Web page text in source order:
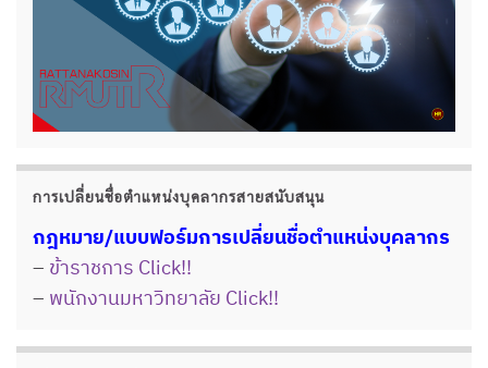
การเปลี่ยนชื่อตำแหน่งบุคลากรสายสนับสนุน
กฎหมาย/แบบฟอร์มการเปลี่ยนชื่อตำแหน่งบุคลากร
– ข้าราชการ Click!!
– พนักงานมหาวิทยาลัย Click!!